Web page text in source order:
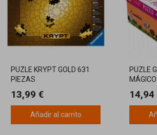
PUZLE KRYPT GOLD 631
PIEZAS
13,99 €
Añadir al carrito
PUZLE
14,94